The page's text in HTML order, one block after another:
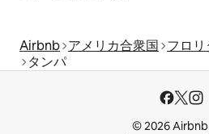
Airbnb アメリカ合衆国 フロリ
タンパ
© 2026